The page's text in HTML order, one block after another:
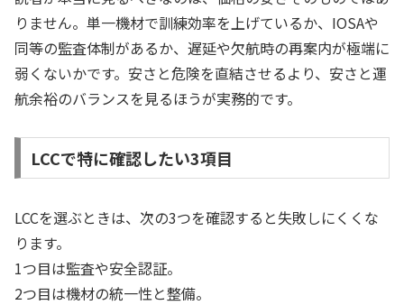
りません。単一機材で訓練効率を上げているか、IOSAや
同等の監査体制があるか、遅延や欠航時の再案内が極端に
弱くないかです。安さと危険を直結させるより、安さと運
航余裕のバランスを見るほうが実務的です。
LCCで特に確認したい3項目
LCCを選ぶときは、次の3つを確認すると失敗しにくくな
ります。
1つ目は監査や安全認証。
2つ目は機材の統一性と整備。